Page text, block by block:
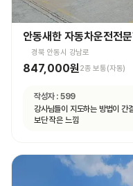
안동새한 자동차운전전
경북 안동시 강남로
847,000원2종 보통(자동)
작성자 : 599
강사님들이 지도하는 방법이 간
보단 작은 느낌